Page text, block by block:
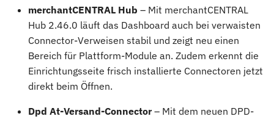
merchantCENTRAL Hub – Mit merchantCENTRAL
Hub 2.46.0 läuft das Dashboard auch bei verwaisten
Connector-Verweisen stabil und zeigt neu einen
Bereich für Plattform-Module an. Zudem erkennt die
Einrichtungsseite frisch installierte Connectoren jetzt
direkt beim Öffnen.
Dpd At-Versand-Connector– Mit dem neuen DPD-